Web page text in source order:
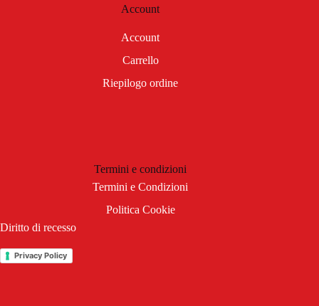
Account
Account
Carrello
Riepilogo ordine
Termini e condizioni
Termini e Condizioni
Politica Cookie
Diritto di recesso
Privacy Policy